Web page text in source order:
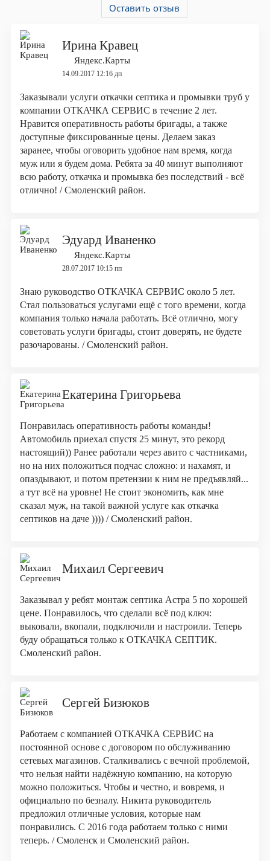
Оставить отзыв
Ирина Кравец
Яндекс.Карты
14.09.2017 12:16 дп
Заказывали услуги откачки септика и промывки труб у
компании ОТКАЧКА СЕРВИС в течение 2 лет.
Нравится оперативность работы бригады, а также
доступные фиксированные цены. Делаем заказ
заранее, чтобы оговорить удобное нам время, когда
муж или я будем дома. Ребята за 40 минут выполняют
всю работу, откачка и промывка без последствий - всё
отлично! / Смоленский район.
Эдуард Иваненко
Яндекс.Карты
28.07.2017 10:15 пп
Знаю руководство ОТКАЧКА СЕРВИС около 5 лет.
Стал пользоваться услугами ещё с того времени, когда
компания только начала работать. Всё отлично, могу
советовать услуги бригады, стоит доверять, не будете
разочарованы. / Смоленский район.
Екатерина Григорьева
Понравилась оперативность работы команды!
Автомобиль приехал спустя 25 минут, это рекорд
настоящий)) Ранее работали через авито с частниками,
но на них положиться подчас сложно: и нахамят, и
опаздывают, и потом претензии к ним не предъявляй...
а тут всё на уровне! Не стоит экономить, как мне
сказал муж, на такой важной услуге как откачка
септиков на даче )))) / Смоленский район.
Михаил Сергеевич
Заказывал у ребят монтаж септика Астра 5 по хорошей
цене. Понравилось, что сделали всё под ключ:
выковали, вкопали, подключили и настроили. Теперь
буду обращаться только к ОТКАЧКА СЕПТИК.
Смоленский район.
Сергей Бизюков
Работаем с компанией ОТКАЧКА СЕРВИС на
постоянной основе с договором по обслуживанию
сетевых магазинов. Сталкивались с вечной проблемой,
что нельзя найти надёжную компанию, на которую
можно положиться. Чтобы и честно, и вовремя, и
официально по безналу. Никита руководитель
предложил отличные условия, которые нам
понравились. С 2016 года работаем только с ними
теперь. / Смоленск и Смоленский район.